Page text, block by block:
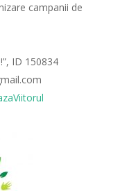
campanii de
ID 150834